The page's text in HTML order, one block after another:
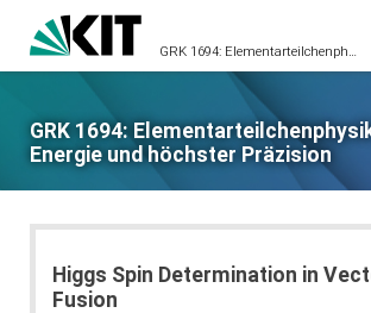
GRK 1694: Elementarteilchenphysik bei höchster Energie und höchster Präzision
GRK 1694:
Energie und höchster Präzision
Higgs Spin Determination in
Fusion